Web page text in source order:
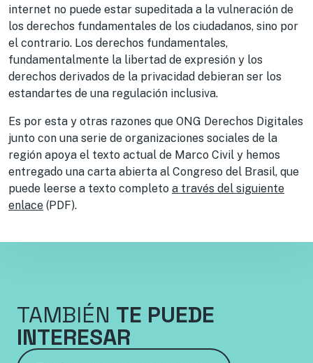
internet no puede estar supeditada a la vulneración de
los derechos fundamentales de los ciudadanos, sino por
el contrario. Los derechos fundamentales,
fundamentalmente la libertad de expresión y los
derechos derivados de la privacidad debieran ser los
estandartes de una regulación inclusiva.
Es por esta y otras razones que ONG Derechos Digitales
junto con una serie de organizaciones sociales de la
región apoya el texto actual de Marco Civil y hemos
entregado una carta abierta al Congreso del Brasil, que
puede leerse a texto completo a través del siguiente
enlace (PDF).
TAMBIÉN TE PUEDE
INTERESAR